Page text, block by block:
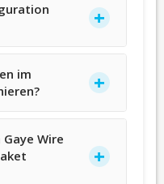
im
Wire